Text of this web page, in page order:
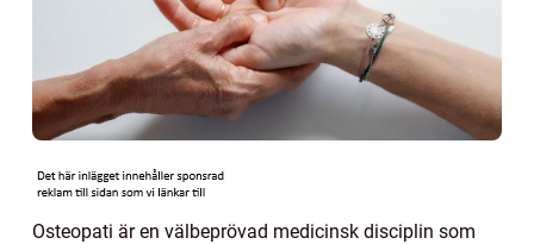
Osteopati är en välbeprövad medicinsk disciplin som